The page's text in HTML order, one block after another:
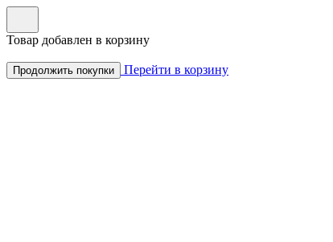
Товар добавлен в корзину
Продолжить покупки Перейти в корзину